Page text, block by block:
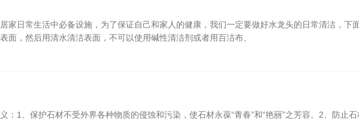
家日常生活中必备设施，为了保证自己和家人的健康，我们一定要做好水龙头的日常清洁，下
表面，然后用清水清洁表面，不可以使用碱性清洁剂或者用百洁布、
：1、保护石材不受外界各种物质的侵蚀和污染，使石材永葆“青春”和“艳丽”之芳容。2、防止